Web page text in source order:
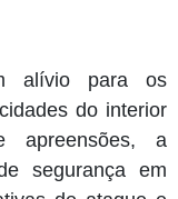
alívio para os
do interior
apreensões, a
segurança em